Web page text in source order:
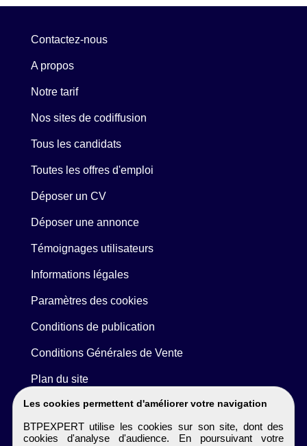
Les cookies permettent d'améliorer votre navigation
BTPEXPERT utilise les cookies sur son site, dont des
cookies d'analyse d'audience. En poursuivant votre
Contactez-nous
A propos
Notre tarif
Nos sites de codiffusion
Tous les candidats
Toutes les offres d'emploi
Déposer un CV
Déposer une annonce
Témoignages utilisateurs
Informations légales
Paramètres des cookies
Conditions de publication
Conditions Générales de Vente
Plan du site